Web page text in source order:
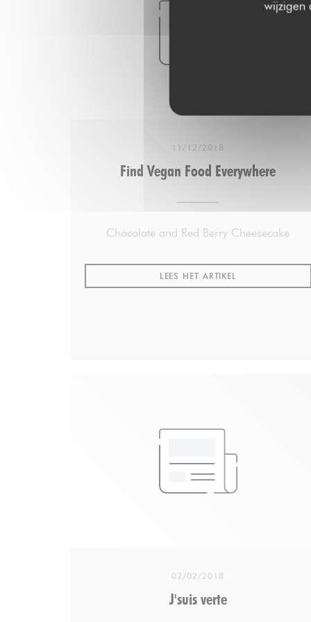
wijzigen
Laurent Mariotte : Joue de boeuf chez
Olivier Poels : La main verte, un magasin de
producteurs dans le 12e arrondissement de
Paris
Yves Camdeborde : Le miel au cacao d’Apis
Voilà pourquoi nous vous proposons notre
nouvelle création : le miel au Cacao ! La
fusion de ces deux super-aliments : le miel
et le cacao cru a donné naissance à cette
11/12/2018
Find Vegan Food Everywhere
Chocolate and Red Berry Cheesecake
LEES HET ARTIKEL ((OPENT IN EEN
02/02/2018
J'suis verte